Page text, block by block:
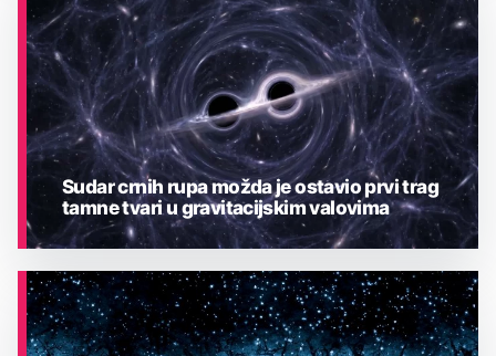
ASTRONOMIJA
Sudar crnih rupa možda je ostavio prvi trag
tamne tvari u gravitacijskim valovima